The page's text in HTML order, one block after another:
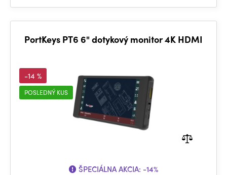
PortKeys PT6 6" dotykový monitor 4K HDMI
-14 %
POSLEDNÝ KUS
ŠPECIÁLNA AKCIA: -14%